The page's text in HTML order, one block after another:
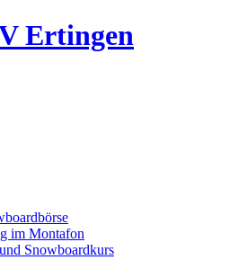
Ertingen
im Montafon
Snowboardkurs